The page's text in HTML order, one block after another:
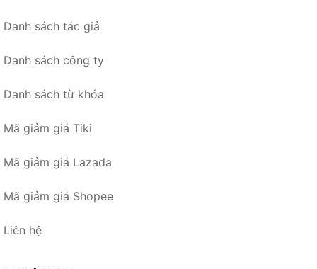
Danh sách tác giả
Danh sách công ty
Danh sách từ khóa
Mã giảm giá Tiki
Mã giảm giá Lazada
Mã giảm giá Shopee
Liên hệ